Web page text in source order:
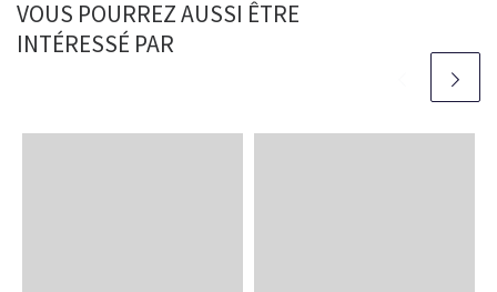
VOUS POURREZ AUSSI ÊTRE
INTÉRESSÉ PAR